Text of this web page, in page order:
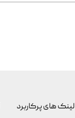
لینک های پرکاربرد